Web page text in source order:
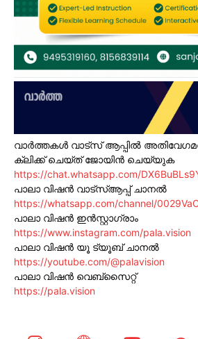
വാർത്തകൾ വാട്സ് ആപ്പിൽ
ക്ലിക്ക് ചെയ്ത് ജോയിൻ ചെയ്യുക
https://chat.whatsapp.com/
പാലാ വിഷൻ വാട്സ്ആപ്പ് ചാനൽ
https://whatsapp.com/channel/
പാലാ വിഷൻ ഇൻസ്റ്റാഗ്രാം
https://www.instagram.com/pala.vision
പാലാ വിഷൻ യൂ ട്യൂബ് ചാനൽ
https://youtube.com/@palavision
പാലാ വിഷൻ വെബ്സൈറ്റ്
https://pala.vision